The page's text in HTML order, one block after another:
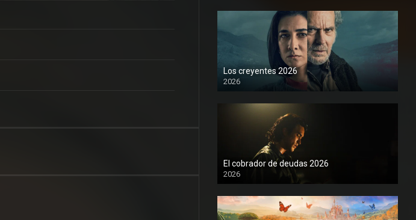
Los creyentes 2026
2026
1080P
El cobrador de deudas 2026
2026
1080P